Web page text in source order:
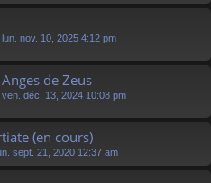
lun. nov. 10, 2025 4:12 pm
de Zeus
ven. déc. 13, 2024 10:08 pm
(en cours)
sept. 21, 2020 12:37 am